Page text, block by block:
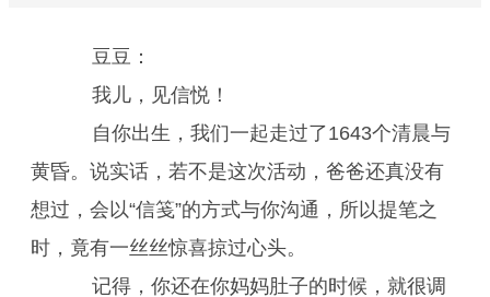
豆豆：
我儿，见信悦！
自你出生，我们一起走过了1643个清晨与
黄昏。说实话，若不是这次活动，爸爸还真没有
想过，会以“信笺”的方式与你沟通，所以提笔之
时，竟有一丝丝惊喜掠过心头。
记得，你还在你妈妈肚子的时候，就很调